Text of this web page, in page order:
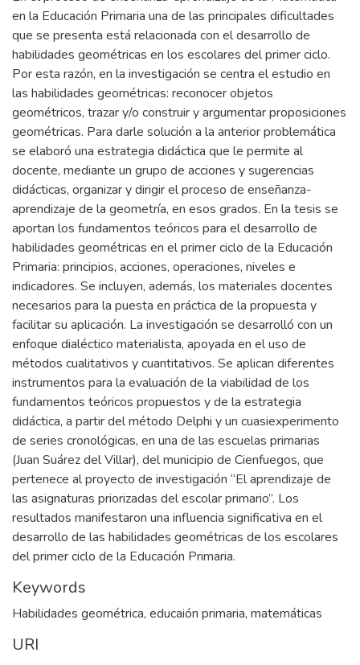
en la Educación Primaria una de las principales dificultades
que se presenta está relacionada con el desarrollo de
habilidades geométricas en los escolares del primer ciclo.
Por esta razón, en la investigación se centra el estudio en
las habilidades geométricas: reconocer objetos
geométricos, trazar y/o construir y argumentar proposiciones
geométricas. Para darle solución a la anterior problemática
se elaboró una estrategia didáctica que le permite al
docente, mediante un grupo de acciones y sugerencias
didácticas, organizar y dirigir el proceso de enseñanza-
aprendizaje de la geometría, en esos grados. En la tesis se
aportan los fundamentos teóricos para el desarrollo de
habilidades geométricas en el primer ciclo de la Educación
Primaria: principios, acciones, operaciones, niveles e
indicadores. Se incluyen, además, los materiales docentes
necesarios para la puesta en práctica de la propuesta y
facilitar su aplicación. La investigación se desarrolló con un
enfoque dialéctico materialista, apoyada en el uso de
métodos cualitativos y cuantitativos. Se aplican diferentes
instrumentos para la evaluación de la viabilidad de los
fundamentos teóricos propuestos y de la estrategia
didáctica, a partir del método Delphi y un cuasiexperimento
de series cronológicas, en una de las escuelas primarias
(Juan Suárez del Villar), del municipio de Cienfuegos, que
pertenece al proyecto de investigación “El aprendizaje de
las asignaturas priorizadas del escolar primario”. Los
resultados manifestaron una influencia significativa en el
desarrollo de las habilidades geométricas de los escolares
del primer ciclo de la Educación Primaria.
Keywords
Habilidades geométrica, educaión primaria, matemáticas
URI